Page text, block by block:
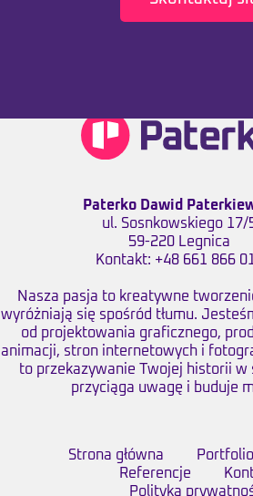
Paterko Dawid
ul. Sosnkowskiego 17/
59-220 Legnica
Kontakt: +48 661 866
Nasza pasja to kreatywne
wyróżniają się spośród tłumu.
od projektowania graficznego,
animacji, stron internetowych i
to przekazywanie Twojej historii w
przyciąga uwagę i buduje
Strona główna Portfolio
Referencje
Polityka